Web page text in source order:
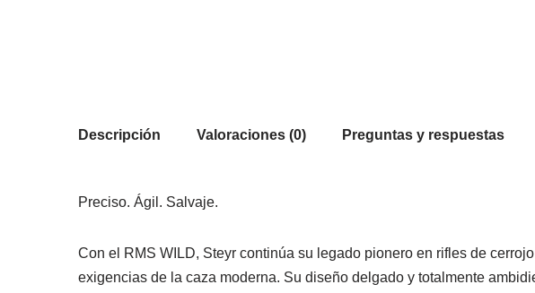
Descripción Valoraciones (0) Preguntas y respuestas
Preciso. Ágil. Salvaje.
Con el RMS WILD, Steyr continúa su legado pionero en rifles de
exigencias de la caza moderna. Su diseño delgado y totalmente